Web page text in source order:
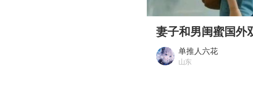
U17
中国
妻子和男闺蜜国外
单推人六花
山东